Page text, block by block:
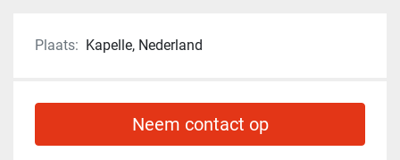
Plaats: Kapelle, Nederland
Neem contact op